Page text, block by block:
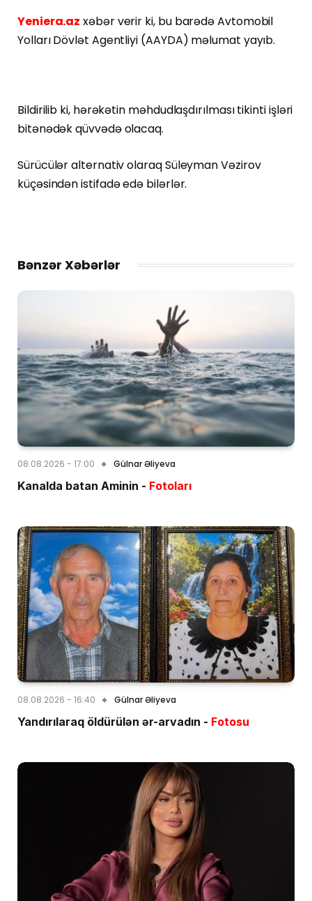
Yeniera.az xəbər verir ki, bu barədə Avtomobil
Yolları Dövlət Agentliyi (AAYDA) məlumat yayıb.
Bildirilib ki, hərəkətin məhdudlaşdırılması tikinti işləri
bitənədək qüvvədə olacaq.
Sürücülər alternativ olaraq Süleyman Vəzirov
küçəsindən istifadə edə bilərlər.
Bənzər Xəbərlər
08.08.2026 - 17:00 Gülnar Əliyeva
Kanalda batan Aminin - Fotoları
08.08.2026 - 16:40 Gülnar Əliyeva
Yandırılaraq öldürülən ər-arvadın - Fotosu